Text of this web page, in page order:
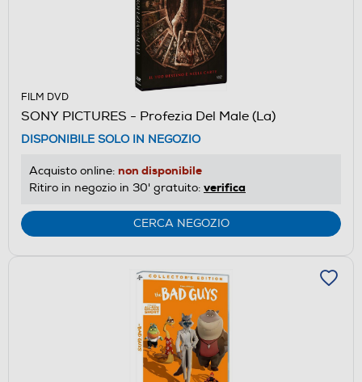
FILM DVD
SONY PICTURES - Profezia Del Male (La)
DISPONIBILE SOLO IN NEGOZIO
Acquisto online: non disponibile
Ritiro in negozio in 30' gratuito: verifica
CERCA NEGOZIO